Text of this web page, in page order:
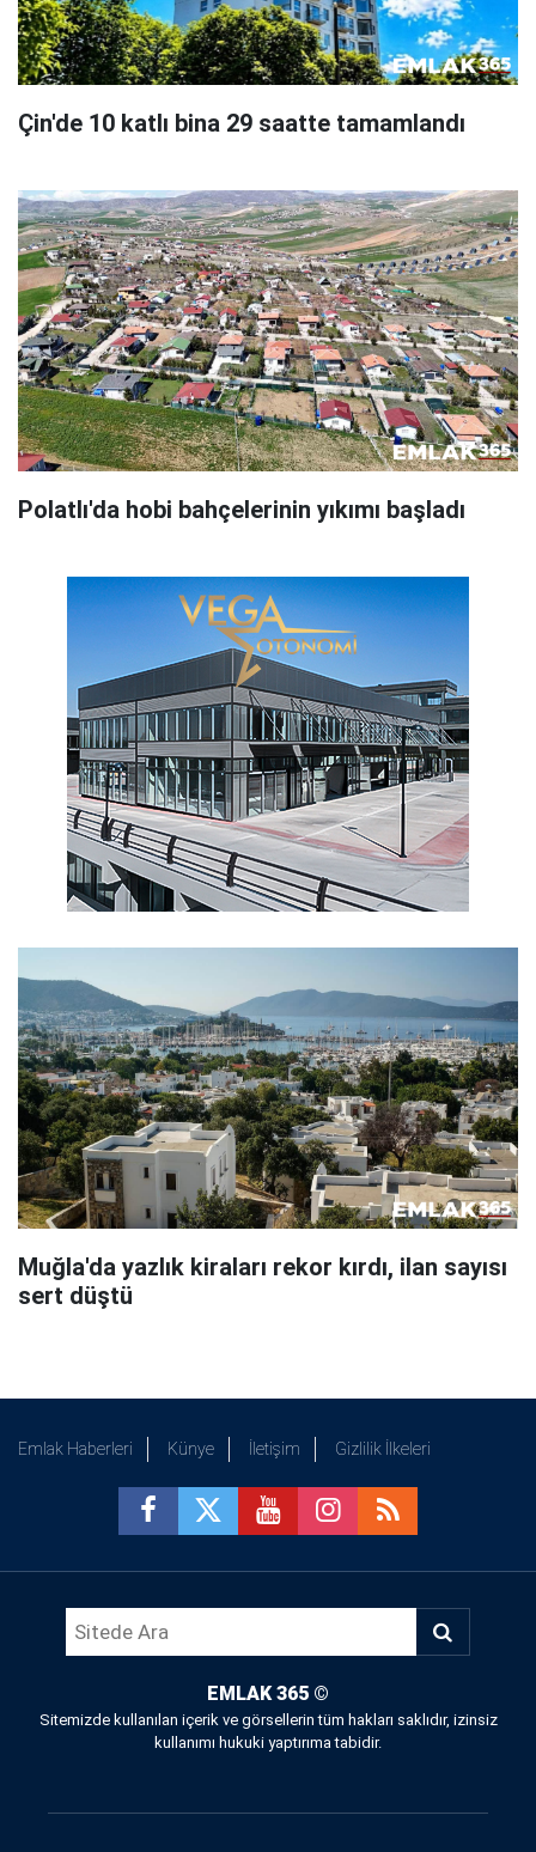
Çin'de 10 katlı bina 29 saatte tamamlandı
Polatlı'da hobi bahçelerinin yıkımı başladı
Muğla'da yazlık kiraları rekor kırdı, ilan sayısı
sert düştü
Emlak Haberleri Künye İletişim Gizlilik İlkeleri
EMLAK 365 ©
Sitemizde kullanılan içerik ve görsellerin tüm hakları saklıdır, izinsiz
kullanımı hukuki yaptırıma tabidir.